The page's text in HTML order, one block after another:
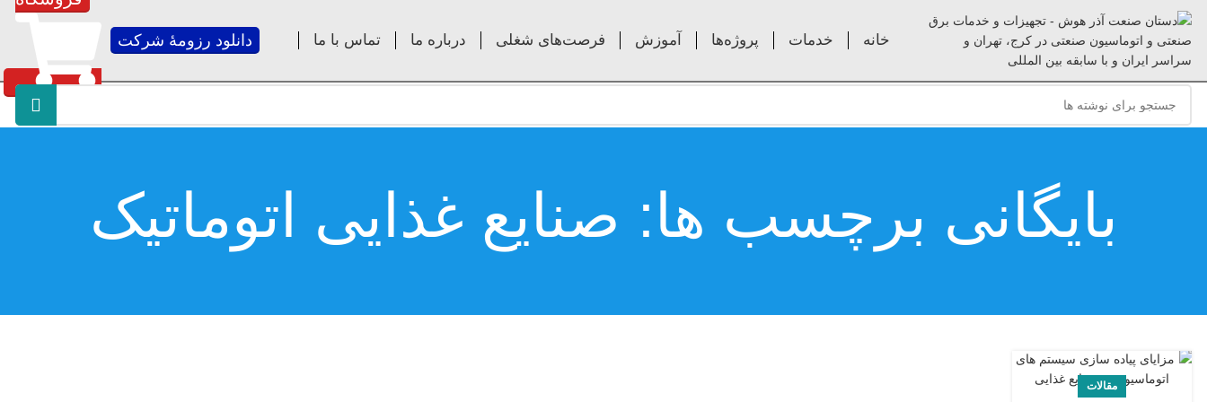
خانه خدمات پروژه‌ها آموزش فرصت‌های شغلی درباره ما تماس با ما دانلود رزومۀ شرکت
بایگانی برچسب ها: صنایع غذایی اتوماتیک
مقالات